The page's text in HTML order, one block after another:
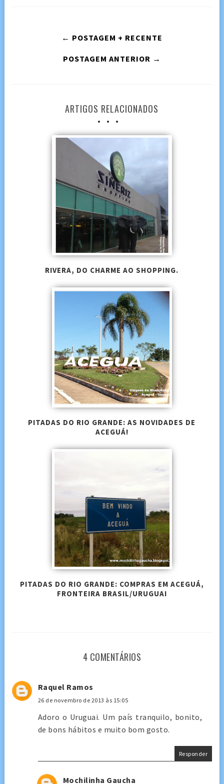
← POSTAGEM + RECENTE
POSTAGEM ANTERIOR →
ARTIGOS RELACIONADOS
RIVERA, DO CHARME AO SHOPPING.
PITADAS DO RIO GRANDE: AS NOVIDADES DE
ACEGUÁ!
PITADAS DO RIO GRANDE: COMPRAS EM ACEGUÁ,
FRONTEIRA BRASIL/URUGUAI
4 COMENTÁRIOS
Raquel Ramos
26 de novembro de 2013 às 15:05
Adoro o Uruguai. Um país tranquilo, bonito,
de bons hábitos e muito bom gosto.
Responder
Mochilinha Gaucha